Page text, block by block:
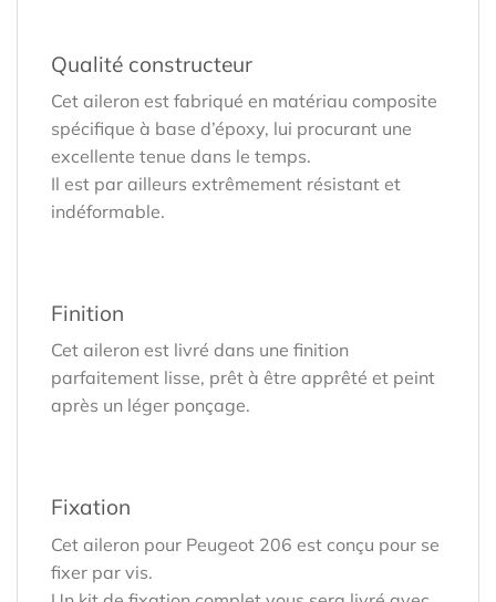
Qualité constructeur
Cet aileron est fabriqué en matériau composite
spécifique à base d’époxy, lui procurant une
excellente tenue dans le temps.
Il est par ailleurs extrêmement résistant et
indéformable.
Finition
Cet aileron est livré dans une finition
parfaitement lisse, prêt à être apprêté et peint
après un léger ponçage.
Fixation
Cet aileron pour Peugeot 206 est conçu pour se
fixer par vis.